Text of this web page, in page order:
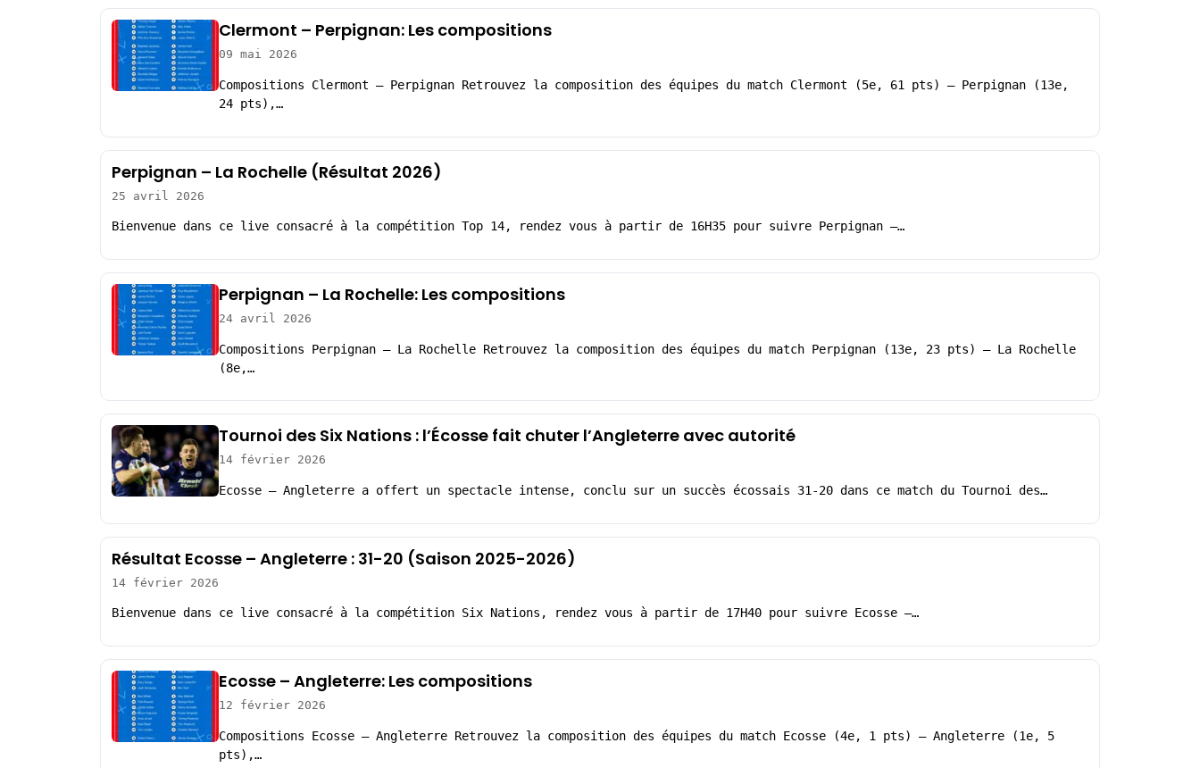
Clermont – Perpignan: Les compositions
09 mai 2026
Compositions Clermont – Perpignan Retrouvez la composition des équipes du match Clermont (5e, 61 pts) – Perpignan (13e,
24 pts),…
Perpignan – La Rochelle (Résultat 2026)
25 avril 2026
Bienvenue dans ce live consacré à la compétition Top 14, rendez vous à partir de 16H35 pour suivre Perpignan –…
Perpignan – La Rochelle: Les compositions
24 avril 2026
Compositions Perpignan – La Rochelle Retrouvez la composition des équipes du match Perpignan (13e, 23 pts) – La Rochelle
(8e,…
Tournoi des Six Nations : l’Écosse fait chuter l’Angleterre avec autorité
14 février 2026
Ecosse – Angleterre a offert un spectacle intense, conclu sur un succès écossais 31-20 dans ce match du Tournoi des…
Résultat Ecosse – Angleterre : 31-20 (Saison 2025-2026)
14 février 2026
Bienvenue dans ce live consacré à la compétition Six Nations, rendez vous à partir de 17H40 pour suivre Ecosse –…
Ecosse – Angleterre: Les compositions
12 février 2026
Compositions Ecosse – Angleterre Retrouvez la composition des équipes du match Ecosse (4e, 1 pts) – Angleterre (1e, 5
pts),…